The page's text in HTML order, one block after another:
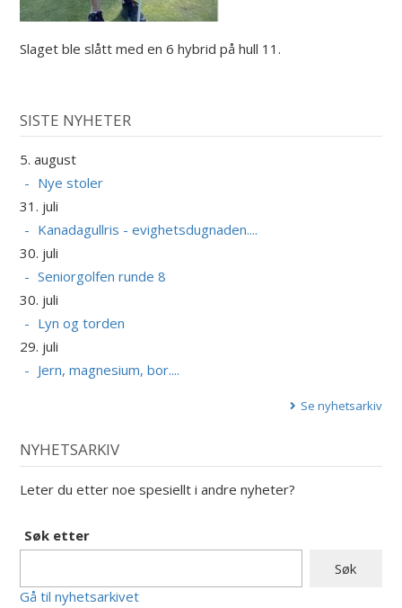
Slaget ble slått med en 6 hybrid på hull 11.
SISTE NYHETER
5. august
Nye stoler
31. juli
Kanadagullris - evighetsdugnaden....
30. juli
Seniorgolfen runde 8
30. juli
Lyn og torden
29. juli
Jern, magnesium, bor....
Se nyhetsarkiv
NYHETSARKIV
Leter du etter noe spesiellt i andre nyheter?
Søk etter
Gå til nyhetsarkivet